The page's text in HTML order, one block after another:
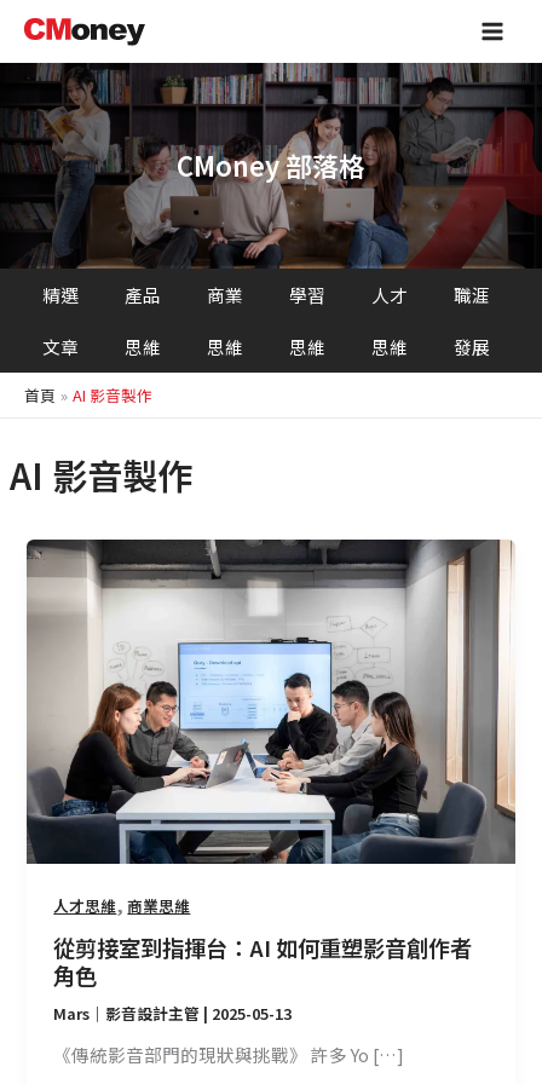
主
容
Main
CMoney 部落格
精選
文章
產品
思維
商業
思維
學習
思維
人才
思維
職涯
發展
首頁 AI 影音製作
AI 影音製作
人才思維,商業思維
從剪接室到指揮台：AI 如何重塑影音創作者
角色
Mars｜影音設計主管 | 2025-05-13
《傳統影音部門的現狀與挑戰》 許多 Yo […]
從
剪
接
台：
AI
如
重
塑
音
創
作
者